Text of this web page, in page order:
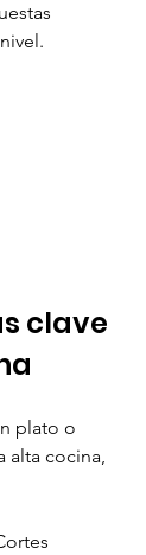
clave
plato o
alta cocina,